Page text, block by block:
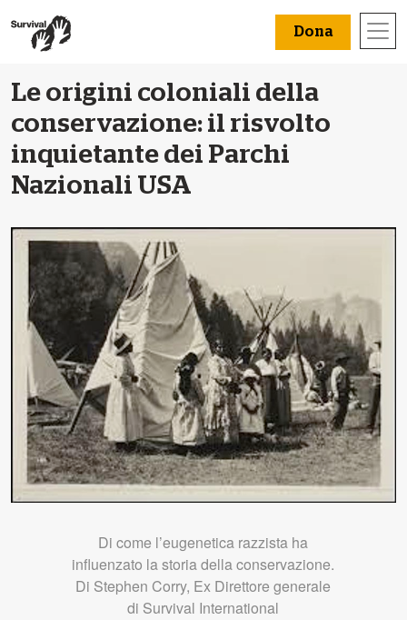
Dona
Le origini coloniali della
conservazione: il risvolto
inquietante dei Parchi
Nazionali USA
Di come l’eugenetica razzista ha
influenzato la storia della conservazione.
Di Stephen Corry, Ex Direttore generale
di Survival International